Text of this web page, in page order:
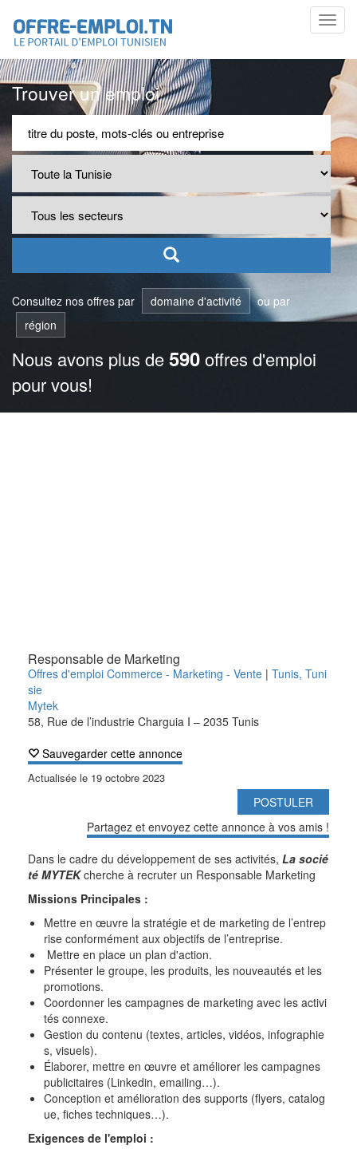
Trouver un emploi
Consultez nos offres par domaine d'activité
ou par
région
Nous avons plus de590offres d'emploi
pour vous!
Responsable de Marketing
Offres d'emploi Commerce - Marketing - Vente | Tunis, Tuni
sie
Mytek
58, Rue de l’industrie Charguia I – 2035 Tunis
Sauvegarder cette annonce
Actualisée le 19 octobre 2023
POSTULER
Partagez et envoyez cette annonce à vos amis !
Dans le cadre du développement de ses activités, La socié
té MYTEKcherche à recruter un Responsable Marketing
Missions Principales :
Mettre en œuvre la stratégie et de marketing de l’entrep
rise conformément aux objectifs de l’entreprise.
Mettre en place un plan d'action.
Présenter le groupe, les produits, les nouveautés et les
promotions.
Coordonner les campagnes de marketing avec les activi
tés connexe.
Gestion du contenu (textes, articles, vidéos, infographie
s, visuels).
Élaborer, mettre en œuvre et améliorer les campagnes
publicitaires (Linkedin, emailing…).
Conception et amélioration des supports (flyers, catalog
ue, fiches techniques…).
Exigences de l'emploi :